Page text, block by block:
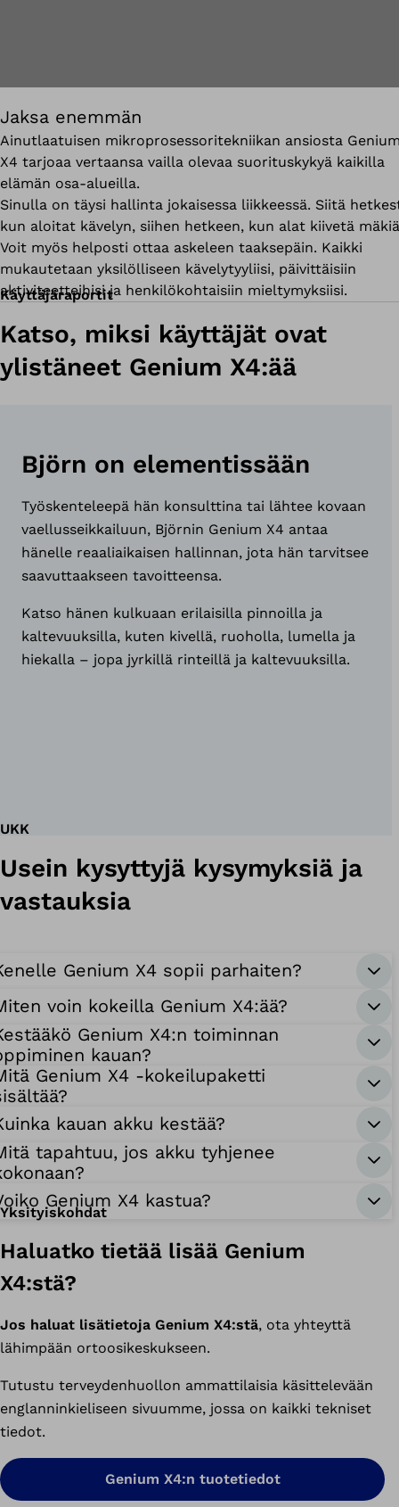
Jaksa enemmän
Ainutlaatuisen mikroprosessoritekniikan ansiosta
X4 tarjoaa vertaansa vailla olevaa suorituskykyä kaikilla
elämän osa-alueilla.
Sinulla on täysi hallinta jokaisessa liikkeessä. Siitä
kun aloitat kävelyn, siihen hetkeen, kun alat kiivetä
Voit myös helposti ottaa askeleen taaksepäin. Kaikki
mukautetaan yksilölliseen kävelytyyliisi, päivittäisiin
aktiviteetteihisi ja henkilökohtaisiin mieltymyksiisi.
Käyttäjäraportit
Katso, miksi käyttäjät ovat
ylistäneet Genium X4:ää
Björn on elementissään
Työskenteleepä hän konsulttina tai lähtee kovaan
vaellusseikkailuun, Björnin Genium X4 antaa
hänelle reaaliaikaisen hallinnan, jota hän tarvitsee
saavuttaakseen tavoitteensa.
Katso hänen kulkuaan erilaisilla pinnoilla ja
kaltevuuksilla, kuten kivellä, ruoholla, lumella ja
hiekalla – jopa jyrkillä rinteillä ja kaltevuuksilla.
UKK
Usein kysyttyjä kysymyksiä ja
vastauksia
Genium X4 sopii parhaiten?
voin kokeilla Genium X4:ää?
Genium X4:n toiminnan
kauan?
Genium X4 -kokeilupaketti
kauan akku kestää?
tapahtuu, jos akku tyhjenee
Genium X4 kastua?
Yksityiskohdat
Haluatko tietää lisää Genium
X4:stä?
Jos haluat lisätietoja Genium X4:stä, ota yhteyttä
lähimpään ortoosikeskukseen.
Tutustu terveydenhuollon ammattilaisia käsittelevään
englanninkieliseen sivuumme, jossa on kaikki tekniset
tiedot.
Genium X4:n tuotetiedot